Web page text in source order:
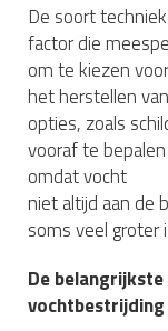
De soort
factor die
om te kiezen
het herstellen
opties, zoals
vooraf te
omdat vocht
niet altijd aan de
soms veel groter
De
vochtbestrijding